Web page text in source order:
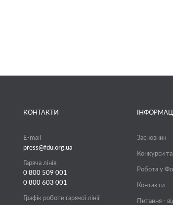
КОНТАКТИ
E-mail
press@fdu.org.ua
Гаряча лінія
0 800 509 001
0 800 603 001
Графік роботи гарячої лінії
Засновник
Конкурси
Робота у
Контакти
Питання -